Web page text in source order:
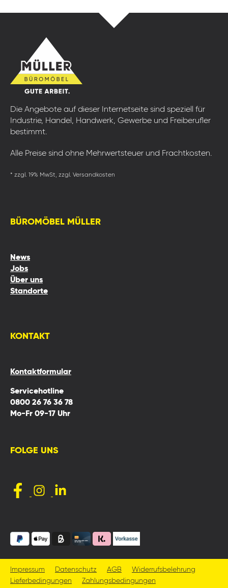
Die Angebote auf dieser Internetseite sind speziell für
Industrie, Handel, Handwerk, Gewerbe und Freiberufler
bestimmt.
Alle Preise sind ohne Mehrwertsteuer und Frachtkosten.
* zzgl. 19% MwSt, zzgl. Versandkosten
BÜROMÖBEL MÜLLER
News
Jobs
Über uns
Standorte
KONTAKT
Kontaktformular
Servicehotline
0800 26 76 36 78
Mo-Fr 09-17 Uhr
FOLGE UNS
Impressum Datenschutz AGB
Widerrufsbelehrung
Lieferbedingungen
Zahlungsbedingungen